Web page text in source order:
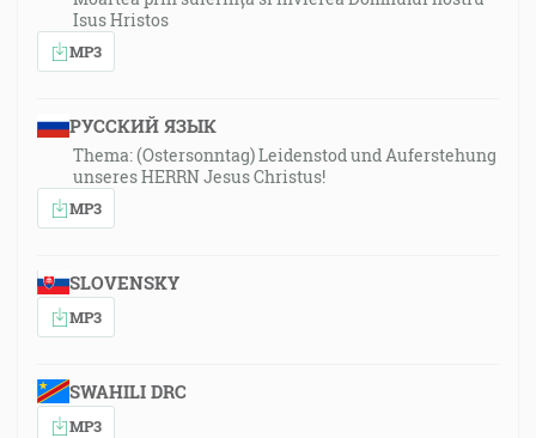
Isus Hristos
MP3
РУССКИЙ ЯЗЫК
Thema: (Ostersonntag) Leidenstod und Auferstehung
unseres HERRN Jesus Christus!
MP3
SLOVENSKY
MP3
SWAHILI DRC
MP3